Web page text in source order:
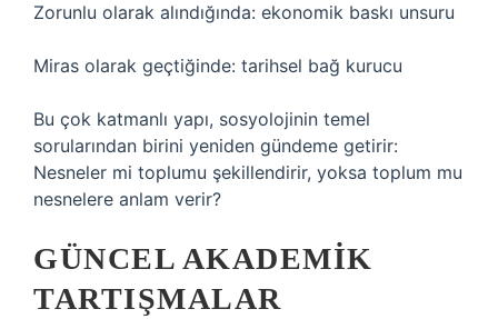
Zorunlu olarak alındığında: ekonomik baskı unsuru
Miras olarak geçtiğinde: tarihsel bağ kurucu
Bu çok katmanlı yapı, sosyolojinin temel
sorularından birini yeniden gündeme getirir:
Nesneler mi toplumu şekillendirir, yoksa toplum mu
nesnelere anlam verir?
GÜNCEL AKADEMIK
TARTIŞMALAR